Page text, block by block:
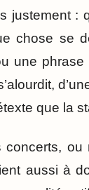
justement :
chose se
une phrase
que la
concerts,
aussi à